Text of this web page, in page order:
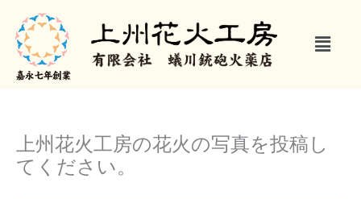
メ
ニ
上州花火工房の花火の写真を投稿し
てください。